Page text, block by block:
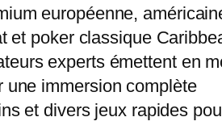
européenne,
et poker classique
experts émettent en
une immersion complète
et divers jeux rapides